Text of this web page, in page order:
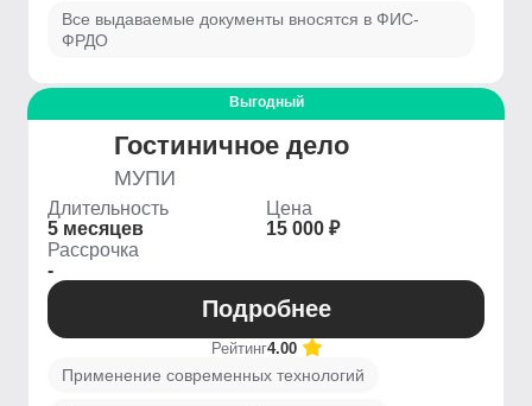
Все выдаваемые документы вносятся в ФИС-
ФРДО
Выгодный
Гостиничное дело
МУПИ
Длительность
5 месяцев
Цена
15 000 ₽
Рассрочка
-
Подробнее
Рейтинг4.00
Применение современных технологий